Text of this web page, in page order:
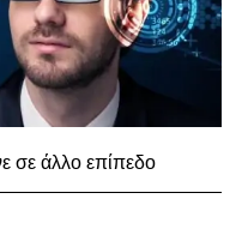
σε άλλο επίπεδο